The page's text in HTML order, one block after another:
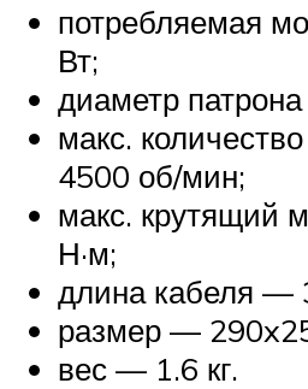
потребляемая
Вт;
диаметр
макс.
4500 об/мин;
макс. крутящий
Н·м;
длина кабеля —
размер —
вес — 1.6 кг.